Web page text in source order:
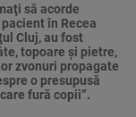
să acorde
în Recea
Cluj, au fost
topoare şi pietre,
zvonuri propagate
o presupusă
fură copii”.